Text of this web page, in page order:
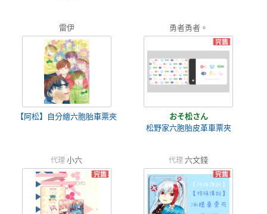
雷伊
【阿松】自分繪六胞胎車票夾
勇者勇者。
おそ松さん
松野家六胞胎皮革車票夾
代理 小六 代理 六文錢